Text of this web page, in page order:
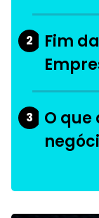
2
Fim
3
O